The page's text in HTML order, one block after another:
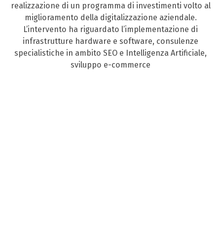
realizzazione di un programma di investimenti volto al
miglioramento della digitalizzazione aziendale.
L’intervento ha riguardato l’implementazione di
infrastrutture hardware e software, consulenze
specialistiche in ambito SEO e Intelligenza Artificiale,
sviluppo e-commerce